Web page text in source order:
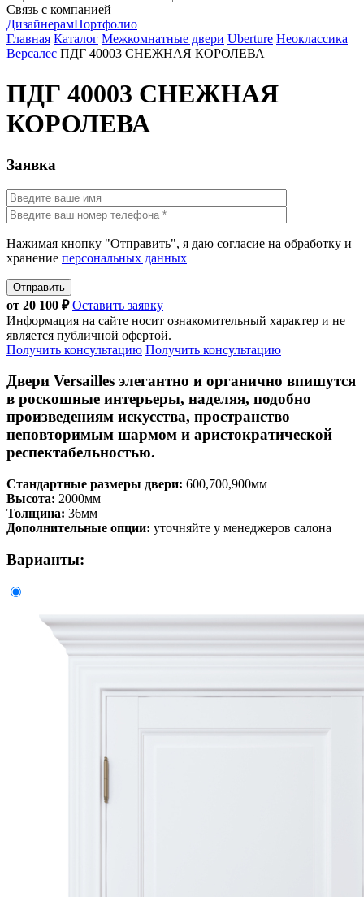
Связь с компанией
ДизайнерамПортфолио
Главная Каталог Межкомнатные двери Uberture Неоклассика
Версалес ПДГ 40003 СНЕЖНАЯ КОРОЛЕВА
ПДГ 40003 СНЕЖНАЯ
КОРОЛЕВА
Заявка
Нажимая кнопку "Отправить", я даю согласие на обработку и
хранение персональных данных
Отправить
от 20 100 ₽Оставить заявку
Информация на сайте носит ознакомительный характер и не
является публичной офертой.
Получить консультацию Получить консультацию
Двери Versailles элегантно и органично впишутся
в роскошные интерьеры, наделяя, подобно
произведениям искусства, пространство
неповторимым шармом и аристократической
респектабельностью.
Стандартные размеры двери: 600,700,900мм
Высота: 2000мм
Толщина: 36мм
Дополнительные опции: уточняйте у менеджеров салона
Варианты: